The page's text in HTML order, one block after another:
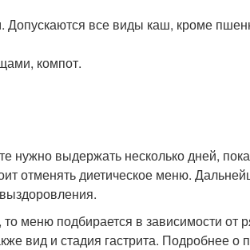
все виды каш, кроме
компот.
нужно выдержать несколько дней,
отменять диетическое меню.
то меню подбирается в зависимости от
вид и стадия гастрита. Подробнее о